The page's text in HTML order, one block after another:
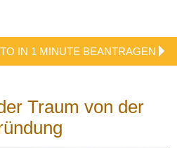
IN 1 MINUTE BEANTRAGEN
Traum von der